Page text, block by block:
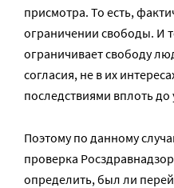
присмотра. То есть,
ограничении свободы. И
ограничивает свободу
согласия, не в их
последствиями вплоть до
Поэтому по данному
проверка
определить, был ли